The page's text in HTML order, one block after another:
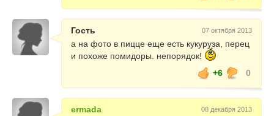
Гость 07 октября 2013
а на фото в пицце еще есть кукуруза, перец
и похоже помидоры. непорядок!
+6
0
ermada 08 декабря 2013